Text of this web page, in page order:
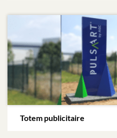
Totem publicitaire